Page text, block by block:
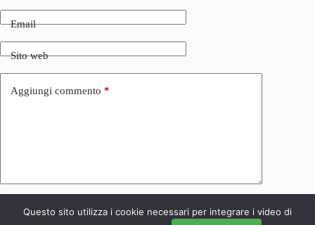
Email
Sito web
Aggiungi commento *
Invia commento
Questo sito utilizza i cookie necessari per integrare i video di